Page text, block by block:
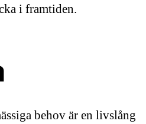
i framtiden.
behov är en livslång